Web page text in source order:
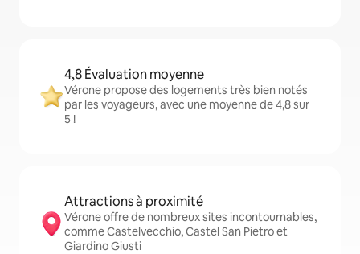
4,8 Évaluation moyenne
Vérone propose des logements très bien notés
par les voyageurs, avec une moyenne de 4,8 sur
5 !
Attractions à proximité
Vérone offre de nombreux sites incontournables,
comme Castelvecchio, Castel San Pietro et
Giardino Giusti